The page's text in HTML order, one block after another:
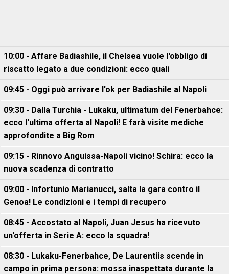
10:00 - Affare Badiashile, il Chelsea vuole l'obbligo di
riscatto legato a due condizioni: ecco quali
09:45 - Oggi può arrivare l'ok per Badiashile al Napoli
09:30 - Dalla Turchia - Lukaku, ultimatum del Fenerbahce:
ecco l'ultima offerta al Napoli! E farà visite mediche
approfondite a Big Rom
09:15 - Rinnovo Anguissa-Napoli vicino! Schira: ecco la
nuova scadenza di contratto
09:00 - Infortunio Marianucci, salta la gara contro il
Genoa! Le condizioni e i tempi di recupero
08:45 - Accostato al Napoli, Juan Jesus ha ricevuto
un'offerta in Serie A: ecco la squadra!
08:30 - Lukaku-Fenerbahce, De Laurentiis scende in
campo in prima persona: mossa inaspettata durante la